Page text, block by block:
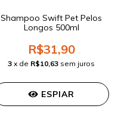
Shampoo Swift Pet Pelos
Longos 500ml
R$31,90
3 x de R$10,63 sem juros
ESPIAR